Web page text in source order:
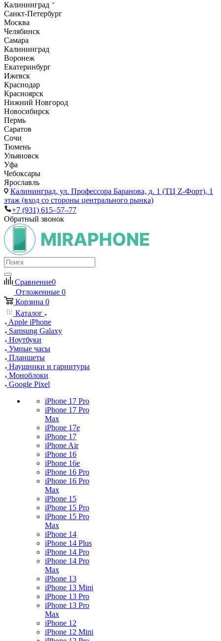
Калининград
Санкт-Петербург
Москва
Челябинск
Самара
Калининград
Воронеж
Екатеринбург
Ижевск
Краснодар
Красноярск
Нижний Новгород
Новосибирск
Пермь
Саратов
Сочи
Тюмень
Ульяновск
Уфа
Чебоксары
Ярославль
Калининград, ул. Профессора Баранова, д. 1 (ТЦ Z-Форт), 1
этаж (вход со стороны центрального рынка)
+7 (931) 615‒57‒77
Обратный звонок
Сравнение0
Отложенные 0
Корзина 0
Каталог
Apple iPhone
Samsung Galaxy
Ноутбуки
Умные часы
Планшеты
Наушники и гарнитуры
Моноблоки
Google Pixel
iPhone 17 Pro
iPhone 17 Pro
Max
iPhone 17e
iPhone 17
iPhone Air
iPhone 16
iPhone 16e
iPhone 16 Pro
iPhone 16 Pro
Max
iPhone 15
iPhone 15 Pro
iPhone 15 Pro
Max
iPhone 14
iPhone 14 Plus
iPhone 14 Pro
iPhone 14 Pro
Max
iPhone 13
iPhone 13 Mini
iPhone 13 Pro
iPhone 13 Pro
Max
iPhone 12
iPhone 12 Mini